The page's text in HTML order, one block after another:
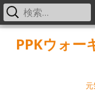
PPKウォー
メ
検